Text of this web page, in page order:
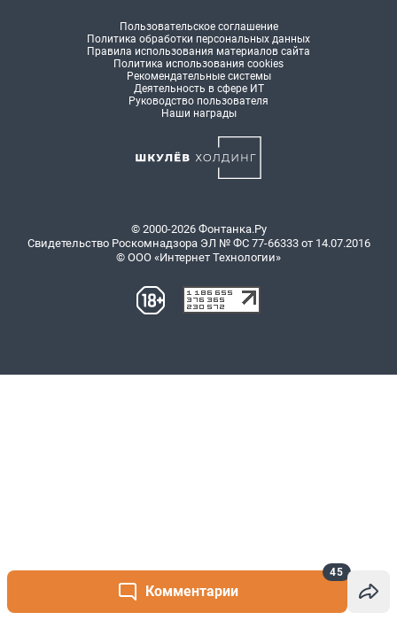
Комментарии
45